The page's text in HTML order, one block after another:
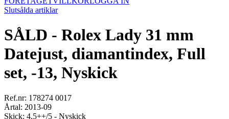
Slutsålda artiklar
SÅLD - Rolex Lady 31 mm
Datejust, diamantindex, Full
set, -13, Nyskick
Ref.nr: 178274 0017
Årtal: 2013-09
Skick: 4,5++/5 - Nyskick